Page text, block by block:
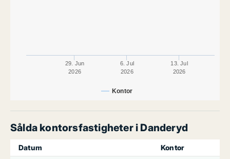
Kontor
29. Jun
2026
6. Jul
2026
13. Jul
2026
Sålda kontorsfastigheter i Danderyd
Datum
Kontor